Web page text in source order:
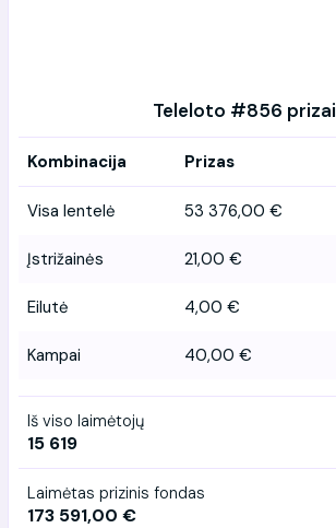
Teleloto #856 prizai
Kombinacija Prizas
Visa lentelė 53 376,00 €
Įstrižainės 21,00 €
Eilutė 4,00 €
Kampai 40,00 €
Iš viso laimėtojų
15 619
Laimėtas prizinis fondas
173 591,00 €